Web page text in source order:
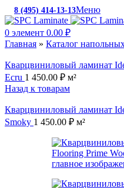
8 (495) 414-13-13Меню
0 элемент 0.00 ₽
Главная » Каталог
Кварцвиниловый ламинат
Ecru 1 450.00 ₽ м²
Назад к товарам
Кварцвиниловый ламинат
Smoky 1 450.00 ₽ м²